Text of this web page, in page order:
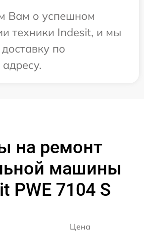
Вам о успешном
техники Indesit, и мы
по
на ремонт
машины
PWE 7104 S
Цена